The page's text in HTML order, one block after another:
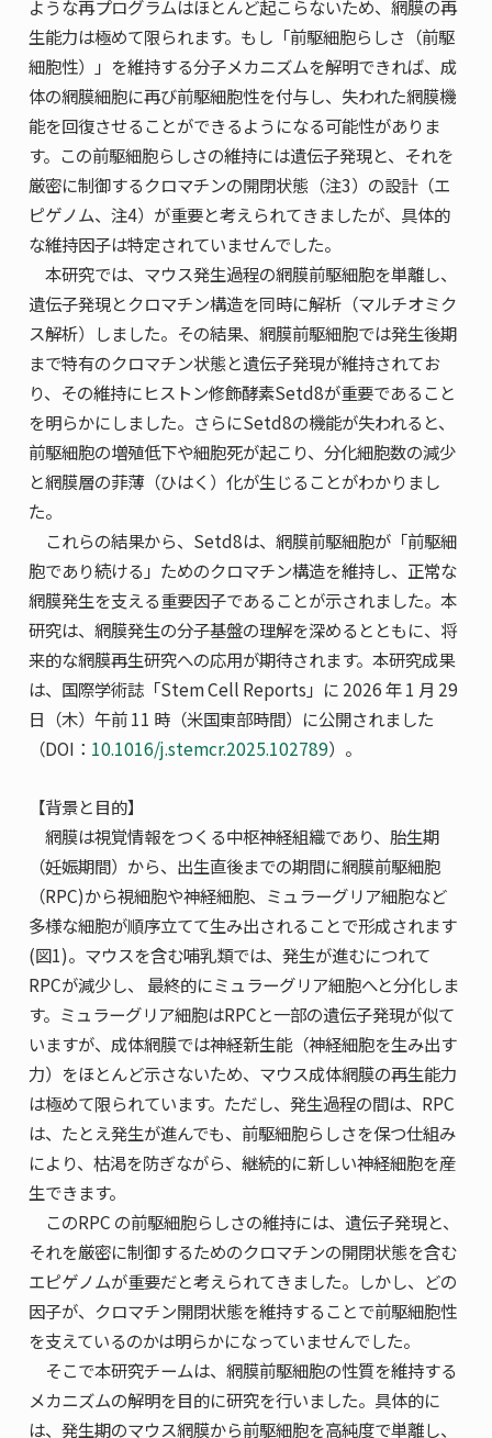
ような再プログラムはほとんど起こらないため、網膜の再
生能力は極めて限られます。もし「前駆細胞らしさ（前駆
細胞性）」を維持する分子メカニズムを解明できれば、成
体の網膜細胞に再び前駆細胞性を付与し、失われた網膜機
能を回復させることができるようになる可能性がありま
す。この前駆細胞らしさの維持には遺伝子発現と、それを
厳密に制御するクロマチンの開閉状態（注3）の設計（エ
ピゲノム、注4）が重要と考えられてきましたが、具体的
な維持因子は特定されていませんでした。
本研究では、マウス発生過程の網膜前駆細胞を単離し、
遺伝子発現とクロマチン構造を同時に解析（マルチオミク
ス解析）しました。その結果、網膜前駆細胞では発生後期
まで特有のクロマチン状態と遺伝子発現が維持されてお
り、その維持にヒストン修飾酵素Setd8が重要であること
を明らかにしました。さらにSetd8の機能が失われると、
前駆細胞の増殖低下や細胞死が起こり、分化細胞数の減少
と網膜層の菲薄（ひはく）化が生じることがわかりまし
た。
これらの結果から、Setd8は、網膜前駆細胞が「前駆細
胞であり続ける」ためのクロマチン構造を維持し、正常な
網膜発生を支える重要因子であることが示されました。本
研究は、網膜発生の分子基盤の理解を深めるとともに、将
来的な網膜再生研究への応用が期待されます。本研究成果
は、国際学術誌「Stem Cell Reports」に 2026 年 1 月 29
日（木）午前 11 時（米国東部時間）に公開されました
（DOI： 10.1016/j.stemcr.2025.102789）。
【背景と目的】
網膜は視覚情報をつくる中枢神経組織であり、胎生期
（妊娠期間）から、出生直後までの期間に網膜前駆細胞
（RPC)から視細胞や神経細胞、ミュラーグリア細胞など
多様な細胞が順序立てて生み出されることで形成されます
(図1)。マウスを含む哺乳類では、発生が進むにつれて
RPCが減少し、 最終的にミュラーグリア細胞へと分化しま
す。ミュラーグリア細胞はRPCと一部の遺伝子発現が似て
いますが、成体網膜では神経新生能（神経細胞を生み出す
力）をほとんど示さないため、マウス成体網膜の再生能力
は極めて限られています。ただし、発生過程の間は、RPC
は、たとえ発生が進んでも、前駆細胞らしさを保つ仕組み
により、枯渇を防ぎながら、継続的に新しい神経細胞を産
生できます。
このRPC の前駆細胞らしさの維持には、遺伝子発現と、
それを厳密に制御するためのクロマチンの開閉状態を含む
エピゲノムが重要だと考えられてきました。しかし、どの
因子が、クロマチン開閉状態を維持することで前駆細胞性
を支えているのかは明らかになっていませんでした。
そこで本研究チームは、網膜前駆細胞の性質を維持する
メカニズムの解明を目的に研究を行いました。具体的に
は、発生期のマウス網膜から前駆細胞を高純度で単離し、